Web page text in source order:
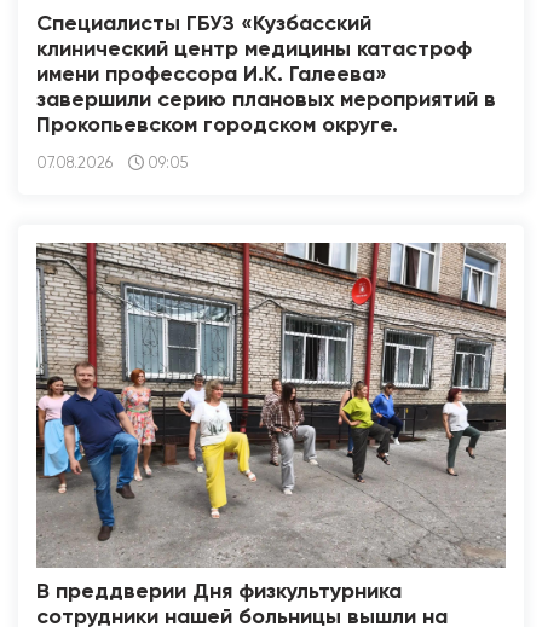
Специалисты ГБУЗ «Кузбасский
клинический центр медицины катастроф
имени профессора И.К. Галеева»
завершили серию плановых мероприятий в
Прокопьевском городском округе.
07.08.2026 09:05
В преддверии Дня физкультурника
сотрудники нашей больницы вышли на